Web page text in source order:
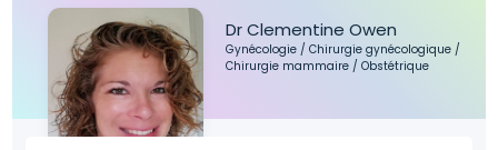
Dr Clementine Owen
Gynécologie/Chirurgie gynécologique/
Chirurgie mammaire/Obstétrique